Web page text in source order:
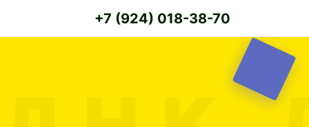
+7 (924) 018-38-70